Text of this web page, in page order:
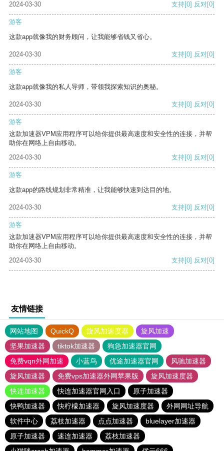
2024-03-30
支持[0] 反对[0]
游客
这款app就像我的财务顾问，让我能够省钱又省心。
2024-03-30 支持[0] 反对[0]
游客
这款app就像我的私人导师，带领我探索知识的奥秘。
2024-03-30 支持[0] 反对[0]
游客
这款加速器VPM应用程序可以给你提供最高速度和安全性的连接，并帮
助你在网络上自由移动。
2024-03-30
支持[0] 反对[0]
游客
这款app的路线规划非常精准，让我能够快速到达目的地。
2024-03-30 支持[0] 反对[0]
游客
这款加速器VPM应用程序可以给你提供最高速度和安全性的连接，并帮
助你在网络上自由移动。
2024-03-30
支持[0] 反对[0]
友情链接
网站地图 QuickQ 旋风加速度器
旋风加速
坚果加速器
tiktok加速器
狗急加速器官网
免费vqn外网加速
小蓝鸟 优途加速器官网
风驰加速器
旋风加速器
免费vps加速器外网苹果版
旋风加速度器
快连加速器
快连加速器官网入口
原子加速器
快鸭加速器
快柠檬加速器 旋风加速度器
外网网址导航
软件中心
荔枝加速器 点点加速器
bluelayer加速器
原子加速器
速连加速器
荔枝加速器